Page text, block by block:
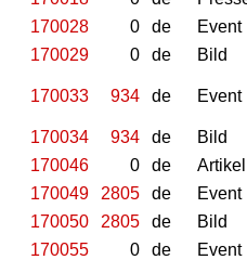
170028
0 de Event
170029
0 de Bild
170033 934 de Event
170034
934 de Bild
170046
0 de Artikel
170049
2805 de Event
170050
2805 de Bild
170055
0 de Event